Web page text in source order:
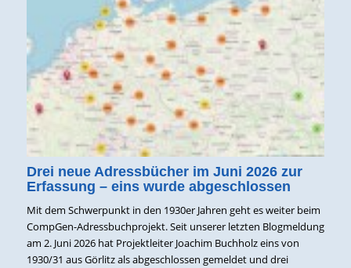
Drei neue Adressbücher im Juni 2026 zur
Erfassung – eins wurde abgeschlossen
Mit dem Schwerpunkt in den 1930er Jahren geht es weiter beim
CompGen-Adressbuchprojekt. Seit unserer letzten Blogmeldung
am 2. Juni 2026 hat Projektleiter Joachim Buchholz eins von
1930/31 aus Görlitz als abgeschlossen gemeldet und drei